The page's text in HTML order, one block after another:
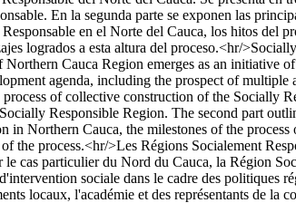
En la segunda parte se exponen las
en el Norte del Cauca, los hitos del
logrados a esta altura del proceso.<hr/
Cauca Region emerges as an initiative
agenda, including the prospect of multiple
of collective construction of the Socially
Responsible Region. The second part
Northern Cauca, the milestones of the
process.<hr/>Les Régions Socialement
cas particulier du Nord du Cauca, la Région
sociale dans le cadre des politiques
locaux, l'académie et des représentants de la